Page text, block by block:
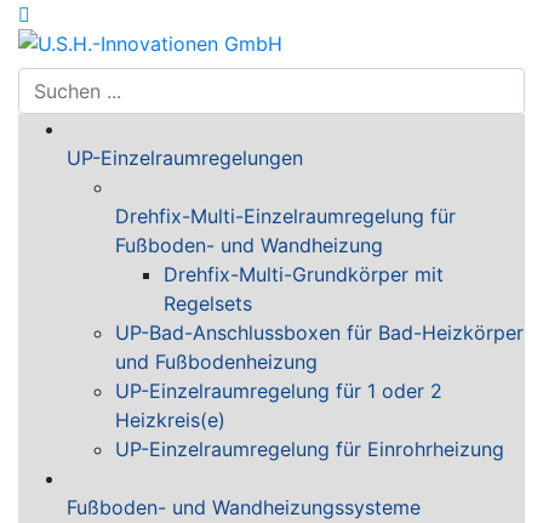
UP-Einzelraumregelungen
Drehfix-Multi-Einzelraumregelung für
Fußboden- und Wandheizung
Drehfix-Multi-Grundkörper mit
Regelsets
UP-Bad-Anschlussboxen für Bad-Heizkörper
und Fußbodenheizung
UP-Einzelraumregelung für 1 oder 2
Heizkreis(e)
UP-Einzelraumregelung für Einrohrheizung
Fußboden- und Wandheizungssysteme